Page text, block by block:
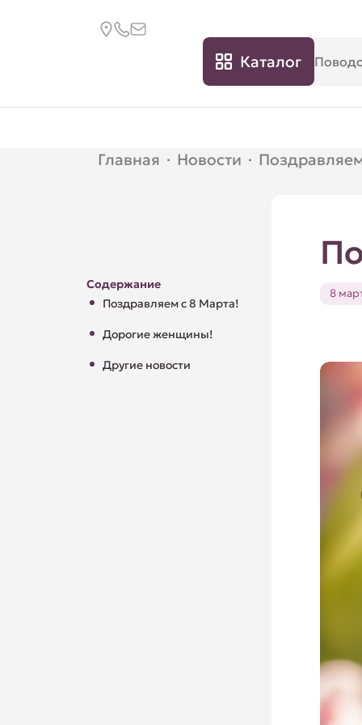
Каталог
Главная · Новости ·
8
Содержание
Поздравляем с 8 Марта!
Дорогие женщины!
Другие новости